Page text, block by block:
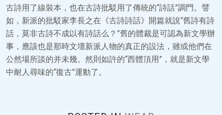
古詩用了線裝本，也在古詩批駁用了傳統的“詩話”調門。譬
如，新派的批駁家李長之在《古詩詩話》開篇就說“舊詩有詩
話，莫非古詩不成以有詩話么？”舊的體裁是可認為新文學辦
事，應該也是那時文壇新派人物的真正的設法，雖或他們在
公然場所談的并未幾。然則如許的“西體頂用”，就是新文學
中耐人尋味的“復古”運動了。